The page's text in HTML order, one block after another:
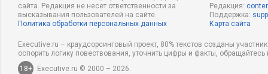
сайта. Редакция не несет ответственности за
высказывания пользователей на сайте.
Политика обработки персональных данных
Редакция:
Поддержка:
Карта сайта
Executive.ru – краудсорсинговый проект, 80% текстов созданы
оспорить логику повествования, уточнить цифры и факты,
18+
Executive.ru © 2000 – 2026.